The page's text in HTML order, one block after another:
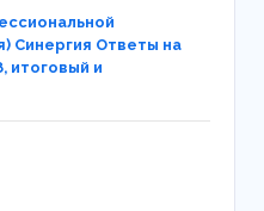
Синергия Ответы на
итоговый и